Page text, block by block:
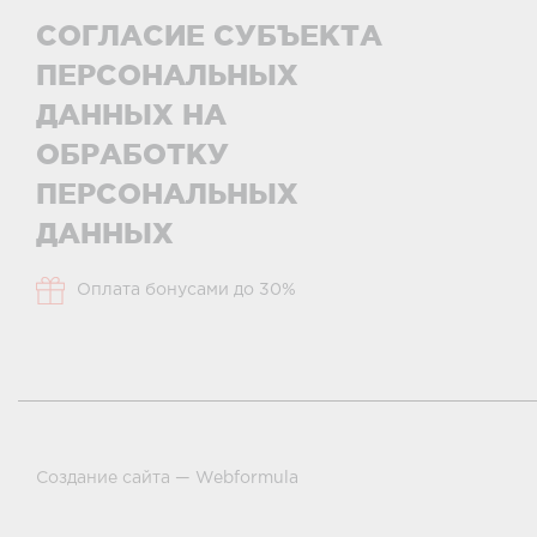
СОГЛАСИЕ СУБЪЕКТА
ПЕРСОНАЛЬНЫХ
ДАННЫХ НА
ОБРАБОТКУ
ПЕРСОНАЛЬНЫХ
ДАННЫХ
Оплата бонусами до 30%
Создание сайта — Webformula